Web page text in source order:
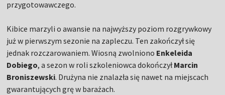
przygotowawczego.
Kibice marzyli o awansie na najwyższy poziom rozgrywkowy
już w pierwszym sezonie na zapleczu. Ten zakończył się
jednak rozczarowaniem. Wiosną zwolniono Enkeleida
Dobiego, a sezon w roli szkoleniowca dokończyłMarcin
Broniszewski. Drużyna nie znalazła się nawet na miejscach
gwarantujących grę w barażach.